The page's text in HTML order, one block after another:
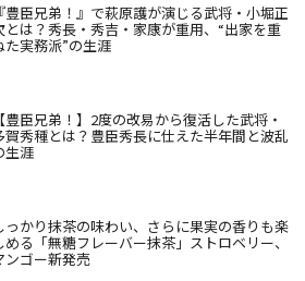
『豊臣兄弟！』で萩原護が演じる武将・小堀正
とは？秀長・秀吉・家康が重用、“出家を重
た実務派”の生涯
【豊臣兄弟！】2度の改易から復活した武将・
賀秀種とは？豊臣秀長に仕えた半年間と波乱
生涯
っかり抹茶の味わい、さらに果実の香りも楽
める「無糖フレーバー抹茶」ストロベリー、
ンゴー新発売